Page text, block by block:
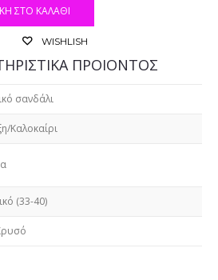
ΣΤΟ ΚΑΛΆΘΙ
WISHLISH
ΠΡΟΙΟΝΤΟΣ
σανδάλι
Καλοκαίρι
(33-40)